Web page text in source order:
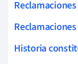
Historia